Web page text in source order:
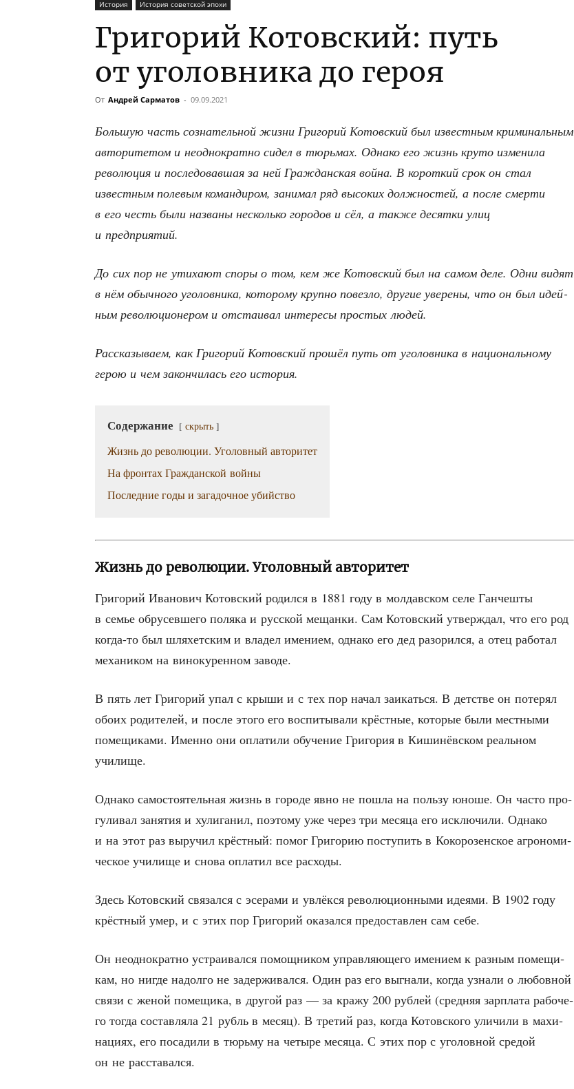
История История советской эпохи
Григорий Котовский: путь
от уголовника до героя
От Андрей Сарматов - 09.09.2021
Боль­шую часть созна­тель­ной жиз­ни Гри­го­рий Котов­ский был извест­ным кри­ми­наль­ным
авто­ри­те­том и неод­но­крат­но сидел в тюрь­мах. Одна­ко его жизнь кру­то изме­ни­ла
рево­лю­ция и после­до­вав­шая за ней Граж­дан­ская вой­на. В корот­кий срок он стал
извест­ным поле­вым коман­ди­ром, зани­мал ряд высо­ких долж­но­стей, а после смер­ти
в его честь были назва­ны несколь­ко горо­дов и сёл, а так­же десят­ки улиц
и предприятий.
До сих пор не ути­ха­ют спо­ры о том, кем же Котов­ский был на самом деле. Одни видят
в нём обыч­но­го уго­лов­ни­ка, кото­ро­му круп­но повез­ло, дру­гие уве­ре­ны, что он был идей­
ным рево­лю­ци­о­не­ром и отста­и­вал инте­ре­сы про­стых людей.
Рас­ска­зы­ва­ем, как Гри­го­рий Котов­ский про­шёл путь от уго­лов­ни­ка в наци­о­наль­но­му
герою и чем закон­чи­лась его история.
Содер­жа­ние скрыть
Жизнь до рево­лю­ции. Уго­лов­ный авторитет
На фрон­тах Граж­дан­ской войны
Послед­ние годы и зага­доч­ное убийство
Жизнь до революции. Уголовный авторитет
Гри­го­рий Ива­но­вич Котов­ский родил­ся в 1881 году в мол­дав­ском селе Ган­че­шты
в семье обру­сев­ше­го поля­ка и рус­ской мещан­ки. Сам Котов­ский утвер­ждал, что его род
когда-то был шля­хет­ским и вла­дел име­ни­ем, одна­ко его дед разо­рил­ся, а отец рабо­тал
меха­ни­ком на вино­ку­рен­ном заводе.
В пять лет Гри­го­рий упал с кры­ши и с тех пор начал заи­кать­ся. В дет­стве он поте­рял
обо­их роди­те­лей, и после это­го его вос­пи­ты­ва­ли крёст­ные, кото­рые были мест­ны­ми
поме­щи­ка­ми. Имен­но они опла­ти­ли обу­че­ние Гри­го­рия в Киши­нёв­ском реаль­ном
училище.
Одна­ко само­сто­я­тель­ная жизнь в горо­де явно не пошла на поль­зу юно­ше. Он часто про­
гу­ли­вал заня­тия и хули­га­нил, поэто­му уже через три меся­ца его исклю­чи­ли. Одна­ко
и на этот раз выру­чил крёст­ный: помог Гри­го­рию посту­пить в Коко­ро­зен­ское агро­но­ми­
че­ское учи­ли­ще и сно­ва опла­тил все расходы.
Здесь Котов­ский свя­зал­ся с эсе­ра­ми и увлёк­ся рево­лю­ци­он­ны­ми иде­я­ми. В 1902 году
крёст­ный умер, и с этих пор Гри­го­рий ока­зал­ся предо­став­лен сам себе.
Он неод­но­крат­но устра­и­вал­ся помощ­ни­ком управ­ля­ю­ще­го име­ни­ем к раз­ным поме­щи­
кам, но нигде надол­го не задер­жи­вал­ся. Один раз его выгна­ли, когда узна­ли о любов­ной
свя­зи с женой поме­щи­ка, в дру­гой раз — за кра­жу 200 руб­лей (сред­няя зар­пла­та рабо­че­
го тогда состав­ля­ла 21 рубль в месяц). В тре­тий раз, когда Котов­ско­го ули­чи­ли в махи­
на­ци­ях, его поса­ди­ли в тюрь­му на четы­ре меся­ца. С этих пор с уго­лов­ной сре­дой
он не расставался.